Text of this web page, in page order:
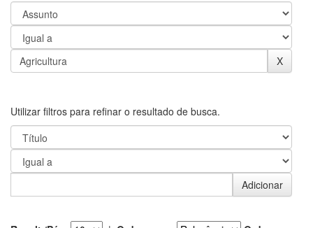
Utilizar filtros para refinar o resultado de busca.